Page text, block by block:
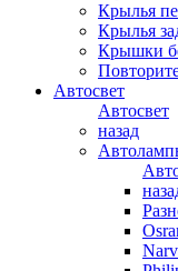
Крылья
Крылья
Крышки
Автосвет
Автосвет
назад